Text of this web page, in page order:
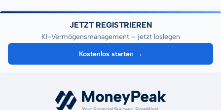
JETZT REGISTRIEREN
KI-Vermögensmanagement – jetzt loslegen
Kostenlos starten →